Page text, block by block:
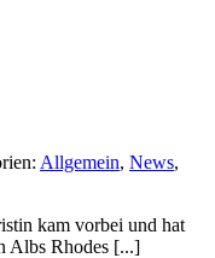
Allgemein, News,
kam vorbei und hat
Albs Rhodes [...]